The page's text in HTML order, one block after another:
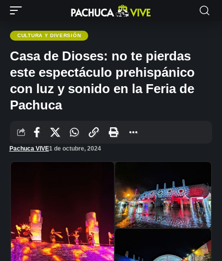
CULTURA Y DIVERSIÓN
Casa de Dioses: no te pierdas
este espectáculo prehispánico
con luz y sonido en la Feria de
Pachuca
Pachuca VIVE1 de octubre, 2024